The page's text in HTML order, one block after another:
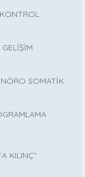
NÖRO SOMATİK
KILINÇ”